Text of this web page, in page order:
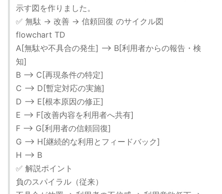
示す図を作りました。
✅ 無駄 → 改善 → 信頼回復 のサイクル図
flowchart TD
A[無駄や不具合の発生] --> B[利用者からの報告・検
知]
B --> C[再現条件の特定]
C --> D[暫定対応の実施]
D --> E[根本原因の修正]
E --> F[改善内容を利用者へ共有]
F --> G[利用者の信頼回復]
G --> H[継続的な利用とフィードバック]
H --> B
✅ 解説ポイント
負のスパイラル（従来）